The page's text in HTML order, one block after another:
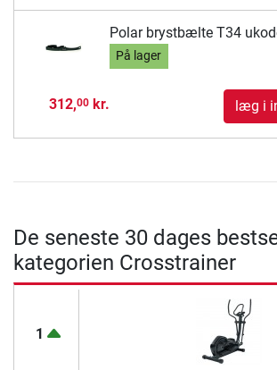
Polar brystbælte T34
På lager
312,00kr. læg i
De seneste 30 dages
kategorien Crosstrainer
1